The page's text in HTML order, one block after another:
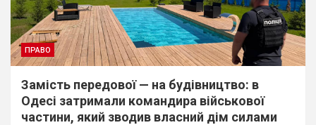
ПРАВО
Замість передової — на будівництво: в
Одесі затримали командира військової
частини, який зводив власний дім силами